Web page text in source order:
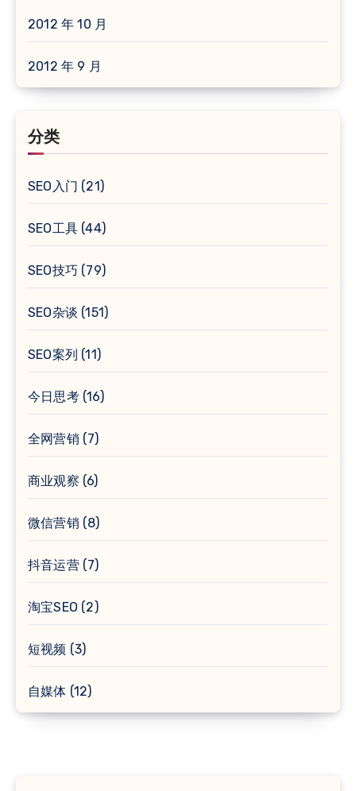
2012 年 10 月
2012 年 9 月
分类
SEO入门 (21)
SEO工具 (44)
SEO技巧 (79)
SEO杂谈 (151)
SEO案列 (11)
今日思考(16)
全网营销 (7)
商业观察 (6)
微信营销 (8)
抖音运营(7)
淘宝SEO (2)
短视频 (3)
自媒体 (12)